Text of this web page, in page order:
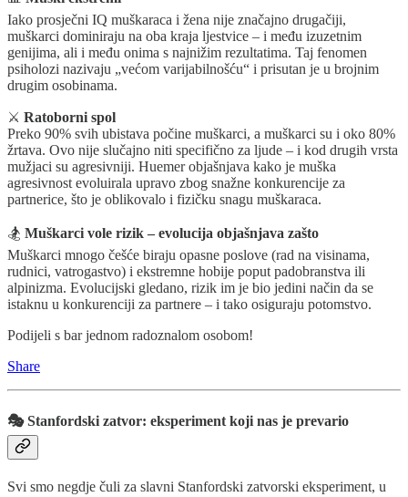
Iako prosječni IQ muškaraca i žena nije značajno drugačiji,
muškarci dominiraju na oba kraja ljestvice – i među izuzetnim
genijima, ali i među onima s najnižim rezultatima. Taj fenomen
psiholozi nazivaju „većom varijabilnošću“ i prisutan je u brojnim
drugim osobinama.
⚔️ Ratoborni spol
Preko 90% svih ubistava počine muškarci, a muškarci su i oko 80%
žrtava. Ovo nije slučajno niti specifično za ljude – i kod drugih vrsta
mužjaci su agresivniji. Huemer objašnjava kako je muška
agresivnost evoluirala upravo zbog snažne konkurencije za
partnerice, što je oblikovalo i fizičku snagu muškaraca.
🏂 Muškarci vole rizik – evolucija objašnjava zašto
Muškarci mnogo češće biraju opasne poslove (rad na visinama,
rudnici, vatrogastvo) i ekstremne hobije poput padobranstva ili
alpinizma. Evolucijski gledano, rizik im je bio jedini način da se
istaknu u konkurenciji za partnere – i tako osiguraju potomstvo.
Podijeli s bar jednom radoznalom osobom!
Share
🎭 Stanfordski zatvor: eksperiment koji nas je prevario
Svi smo negdje čuli za slavni Stanfordski zatvorski eksperiment, u